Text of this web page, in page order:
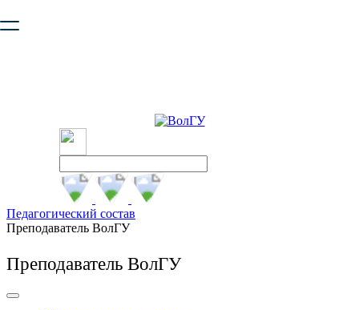
безопасную работу с сайтом. Пожалуйста
Педагогический состав
Преподаватель ВолГУ
Преподаватель ВолГУ